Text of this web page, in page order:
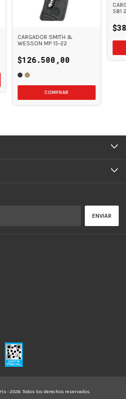
CARGADOR SMITH &
WESSON MP 15-22
$126.500,00
COMPRAR
581
- 2026. Todos los derechos reservados.